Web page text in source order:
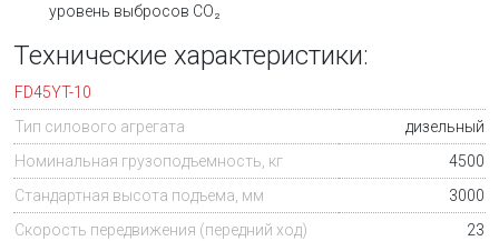
уровень выбросов CO₂
Технические характеристики:
FD45YT-10
Тип силового агрегата
дизельный
Номинальная грузоподъемность, кг
4500
Стандартная высота подъема, мм
3000
Скорость передвижения (передний ход)
23